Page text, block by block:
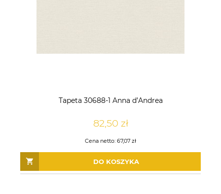
Tapeta 30688-1 Anna d’Andrea
82,50 zł
Cena netto: 67,07 zł
DO KOSZYKA